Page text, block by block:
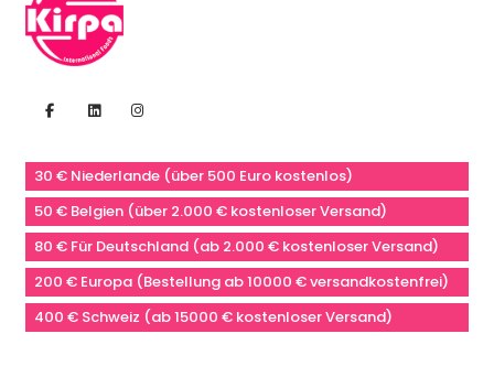
30 € Niederlande (über 500 Euro kostenlos)
50 € Belgien (über 2.000 € kostenloser Versand)
80 € Für Deutschland (ab 2.000 € kostenloser Versand)
200 € Europa (Bestellung ab 10000 € versandkostenfrei)
400 € Schweiz (ab 15000 € kostenloser Versand)